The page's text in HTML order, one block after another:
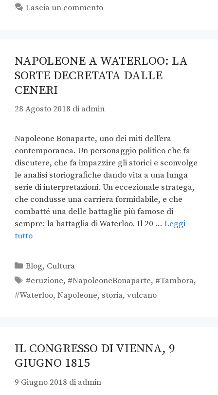
Lascia un commento
NAPOLEONE A WATERLOO: LA
SORTE DECRETATA DALLE
CENERI
28 Agosto 2018 di admin
Napoleone Bonaparte, uno dei miti dell’era
contemporanea. Un personaggio politico che fa
discutere, che fa impazzire gli storici e sconvolge
le analisi storiografiche dando vita a una lunga
serie di interpretazioni. Un eccezionale stratega,
che condusse una carriera formidabile, e che
combatté una delle battaglie più famose di
sempre: la battaglia di Waterloo. Il 20 … Leggi
tutto
Blog, Cultura
#eruzione, #NapoleoneBonaparte, #Tambora,
#Waterloo, Napoleone, storia, vulcano
IL CONGRESSO DI VIENNA, 9
GIUGNO 1815
9 Giugno 2018 di admin